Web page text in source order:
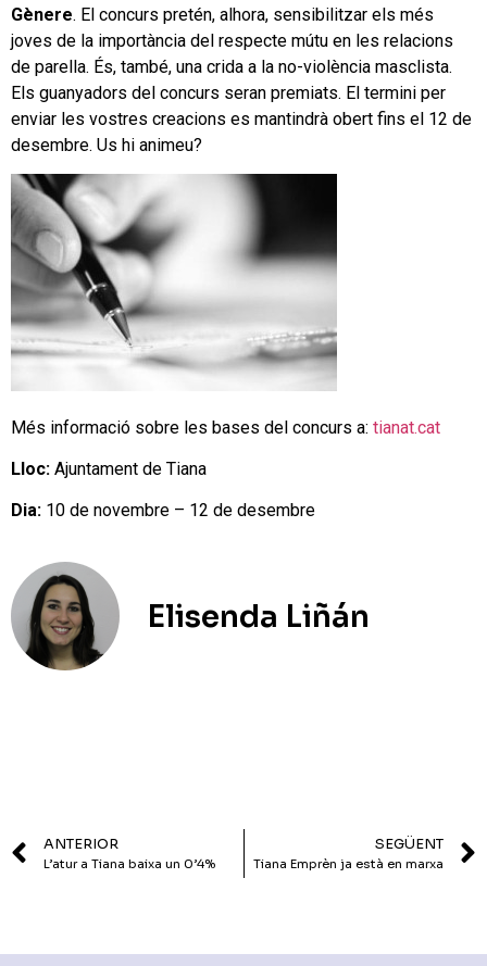
Gènere. El concurs pretén, alhora, sensibilitzar els més
joves de la importància del respecte mútu en les relacions
de parella. És, també, una crida a la no-violència masclista.
Els guanyadors del concurs seran premiats. El termini per
enviar les vostres creacions es mantindrà obert fins el 12 de
desembre. Us hi animeu?
Més informació sobre les bases del concurs a: tianat.cat
Lloc: Ajuntament de Tiana
Dia: 10 de novembre – 12 de desembre
Elisenda Liñán
ANTERIOR
L’atur a Tiana baixa un 0’4%
SEGÜENT
Tiana Emprèn ja està en marxa